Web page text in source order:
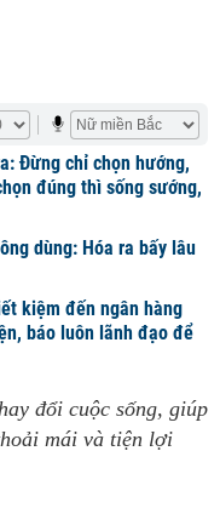
Đừng chỉ chọn hướng,
đúng thì sống sướng,
dùng: Hóa ra bấy lâu
kiệm đến ngân hàng
báo luôn lãnh đạo để
đổi cuộc sống, giúp
mái và tiện lợi